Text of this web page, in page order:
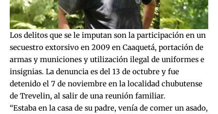
Los delitos que se le imputan son la participación en un
secuestro extorsivo en 2009 en Caaquetá, portación de
armas y municiones y utilización ilegal de uniformes e
insignias. La denuncia es del 13 de octubre y fue
detenido el 7 de noviembre en la localidad chubutense
de Trevelin, al salir de una reunión familiar.
“Estaba en la casa de su padre, venía de comer un asado,